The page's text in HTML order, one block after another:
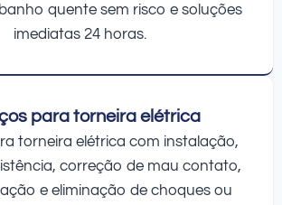
quente sem risco e soluções
imediatas 24 horas.
para torneira elétrica
torneira elétrica com instalação,
correção de mau contato,
e eliminação de choques ou